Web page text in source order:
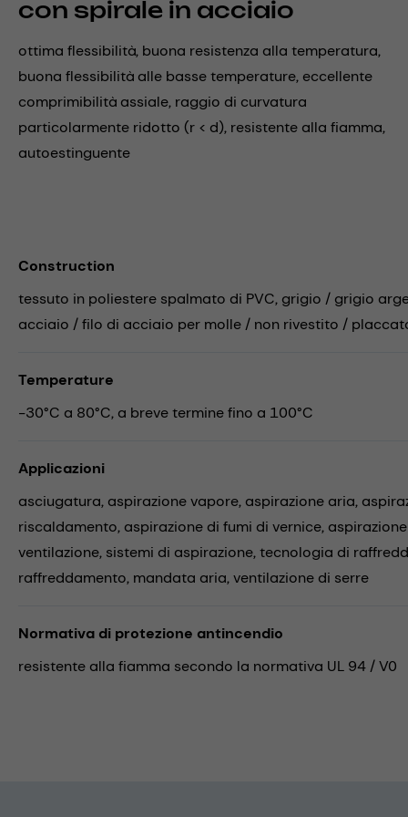
con spirale in acciaio
ottima flessibilità, buona resistenza alla temperatura,
buona flessibilità alle basse temperature, eccellente
comprimibilità assiale, raggio di curvatura
particolarmente ridotto (r < d), resistente alla fiamma,
autoestinguente
Construction
tessuto in poliestere spalmato di PVC, grigio / grigio
acciaio / filo di acciaio per molle / non rivestito /
Temperature
-30°C a 80°C, a breve termine fino a 100°C
Applicazioni
asciugatura, aspirazione vapore, aspirazione aria,
riscaldamento, aspirazione di fumi di vernice,
ventilazione, sistemi di aspirazione,tecnologia di
raffreddamento, mandata aria,ventilazione di serre
Normativa di protezione antincendio
resistente alla fiamma secondo la normativa UL 94 / V0